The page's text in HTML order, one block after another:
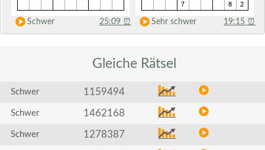
Schwer 25:09 ⏰ Sehr schwer 19:15 ⏰
Gleiche Rätsel
Schwer 1159494
Schwer 1462168
Schwer 1278387